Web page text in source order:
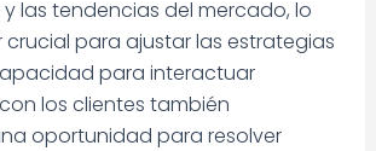
las tendencias del mercado, lo
para ajustar las estrategias
para interactuar
los clientes también
oportunidad para resolver